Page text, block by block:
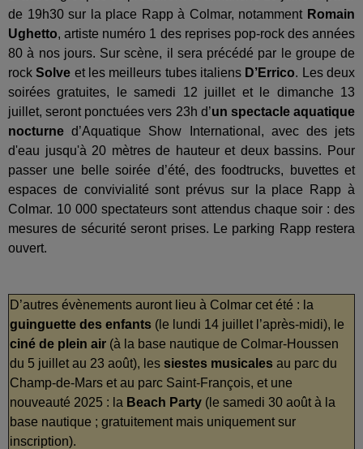
de 19h30 sur la place Rapp à Colmar, notamment Romain
Ughetto, artiste numéro 1 des reprises pop-rock des années
80 à nos jours. Sur scène, il sera précédé par le groupe de
rockSolve et les meilleurs tubes italiens D’Errico. Les deux
soirées gratuites, le samedi 12 juillet et le dimanche 13
juillet, seront ponctuées vers 23h d’un spectacle aquatique
nocturne d’Aquatique Show International, avec des jets
d'eau jusqu'à 20 mètres de hauteur et deux bassins. Pour
passer une belle soirée d’été, des foodtrucks, buvettes et
espaces de convivialité sont prévus sur la place Rapp à
Colmar. 10 000 spectateurs sont attendus chaque soir : des
mesures de sécurité seront prises. Le parking Rapp restera
ouvert.
D’autres évènements auront lieu à Colmar cet été : la
guinguette des enfants (le lundi 14 juillet l’après-midi), le
ciné de plein air (à la base nautique de Colmar-Houssen
du 5 juillet au 23 août), les siestes musicales au parc du
Champ-de-Mars et au parc Saint-François, et une
nouveauté 2025 : la Beach Party (le samedi 30 août à la
base nautique ; gratuitement mais uniquement sur
inscription).